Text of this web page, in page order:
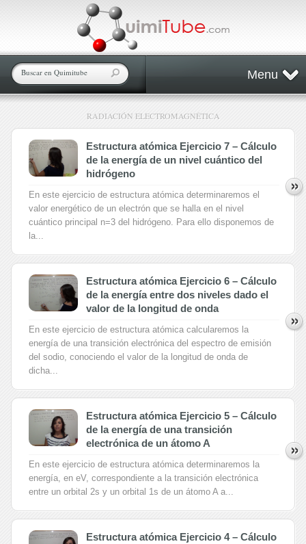
Menu
RADIACIÓN ELECTROMAGNÉTICA
Estructura atómica Ejercicio 7 – Cálculo
de la energía de un nivel cuántico del
hidrógeno
En este ejercicio de estructura atómica determinaremos el
valor energético de un electrón que se halla en el nivel
cuántico principal n=3 del hidrógeno. Para ello disponemos de
la...
Estructura atómica Ejercicio 6 – Cálculo
de la energía entre dos niveles dado el
valor de la longitud de onda
En este ejercicio de estructura atómica calcularemos la
energía de una transición electrónica del espectro de emisión
del sodio, conociendo el valor de la longitud de onda de
dicha...
Estructura atómica Ejercicio 5 – Cálculo
de la energía de una transición
electrónica de un átomo A
En este ejercicio de estructura atómica determinaremos la
energía, en eV, correspondiente a la transición electrónica
entre un orbital 2s y un orbital 1s de un átomo A a...
Estructura atómica Ejercicio 4 – Cálculo